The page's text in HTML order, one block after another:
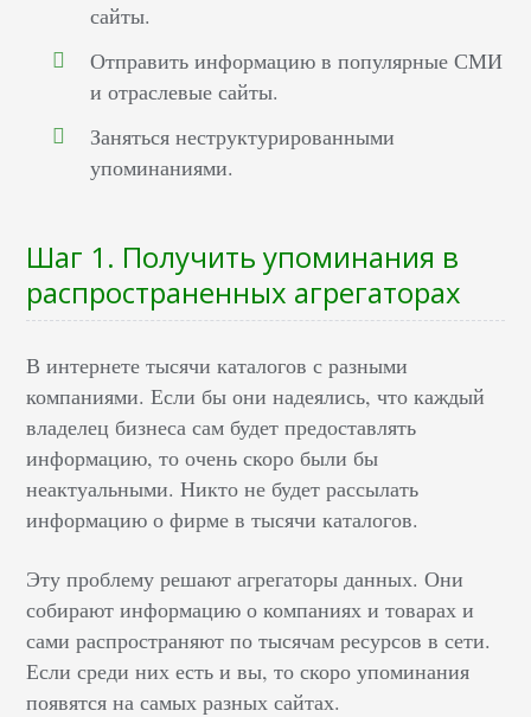
сайты.
Отправить информацию в популярные СМИ
и отраслевые сайты.
Заняться неструктурированными
упоминаниями.
Шаг 1. Получить упоминания в
распространенных агрегаторах
В интернете тысячи каталогов с разными
компаниями. Если бы они надеялись, что каждый
владелец бизнеса сам будет предоставлять
информацию, то очень скоро были бы
неактуальными. Никто не будет рассылать
информацию о фирме в тысячи каталогов.
Эту проблему решают агрегаторы данных. Они
собирают информацию о компаниях и товарах и
сами распространяют по тысячам ресурсов в сети.
Если среди них есть и вы, то скоро упоминания
появятся на самых разных сайтах.